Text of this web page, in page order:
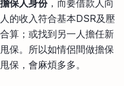
保人身份，而要借款人向
的收入符合基本DSR及壓
算；或找到另一人擔任新
保。所以如情侶間做擔保
保，會麻煩多多。